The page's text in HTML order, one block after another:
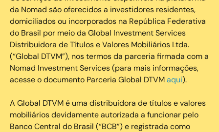
da Nomad são oferecidos a investidores residentes,
domiciliados ou incorporados na República Federativa
do Brasil por meio da Global Investment Services
Distribuidora de Títulos e Valores Mobiliários Ltda.
(“Global DTVM”), nos termos da parceria firmada com a
Nomad Investment Services (para mais informações,
acesse o documento Parceria Global DTVMaqui).
A Global DTVM é uma distribuidora de títulos e valores
mobiliários devidamente autorizada a funcionar pelo
Banco Central do Brasil (“BCB”) e registrada como